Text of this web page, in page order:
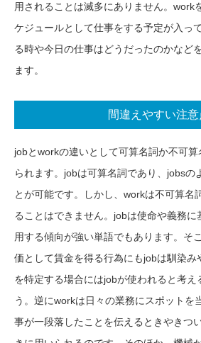
用されることは滅多にありません。work
ケジュールとして仕事をする予定が入っ
る時や今日の仕事はどうだったのかなど
ます。
間違えやすい注意
jobとworkの違いとして可算名詞か不可
られます。jobは可算名詞であり、jobsの
とが可能です。しかし、workは不可算名
ることはできません。jobは使命や義務に
用する傾向が強い単語でもあります。そ
価として賃金を得る行為にもjobは馴染み
を特定する場合にはjobが使われると考え
う。逆にworkは日々の業務にスポットを
事が一段落したことを伝えるときやきつ